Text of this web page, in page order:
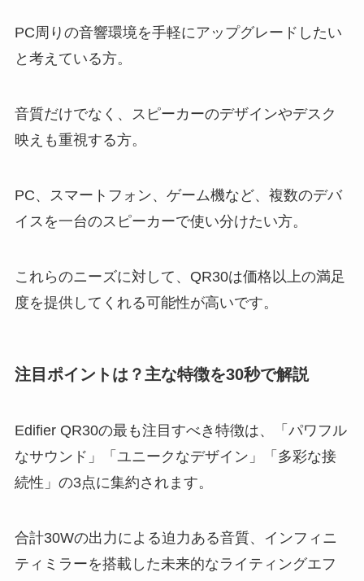
PC周りの音響環境を手軽にアップグレードしたい
と考えている方。
音質だけでなく、スピーカーのデザインやデスク
映えも重視する方。
PC、スマートフォン、ゲーム機など、複数のデバ
イスを一台のスピーカーで使い分けたい方。
これらのニーズに対して、QR30は価格以上の満足
度を提供してくれる可能性が高いです。
注目ポイントは？主な特徴を30秒で解説
Edifier QR30の最も注目すべき特徴は、「パワフル
なサウンド」「ユニークなデザイン」「多彩な接
続性」の3点に集約されます。
合計30Wの出力による迫力ある音質、インフィニ
ティミラーを搭載した未来的なライティングエフ